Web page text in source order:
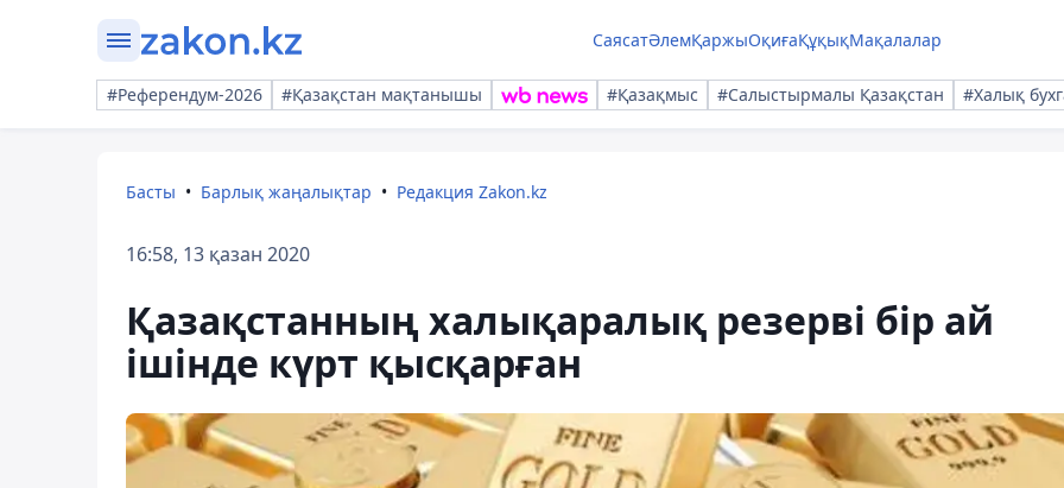
СаясатӘлемҚаржыОқиғаҚұқықМақалалар
#Референдум-2026 #Қазақстан мақтанышы #Қазақмыс #Салыстырмалы Қазақстан #Халық
Басты Барлық жаңалықтар Редакция Zakon.kz
16:58, 13 қазан 2020
Қазақстанның халықаралық резерві бір ай
ішінде күрт қысқарған